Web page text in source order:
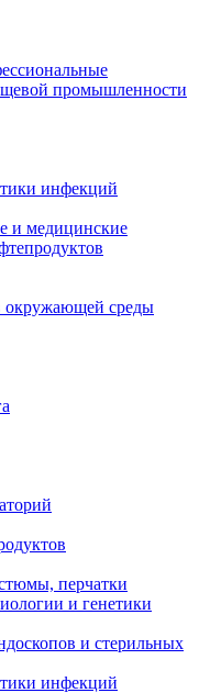
промышленности
инфекций
и медицинские
окружающей среды
перчатки
и генетики
и стерильных
инфекций